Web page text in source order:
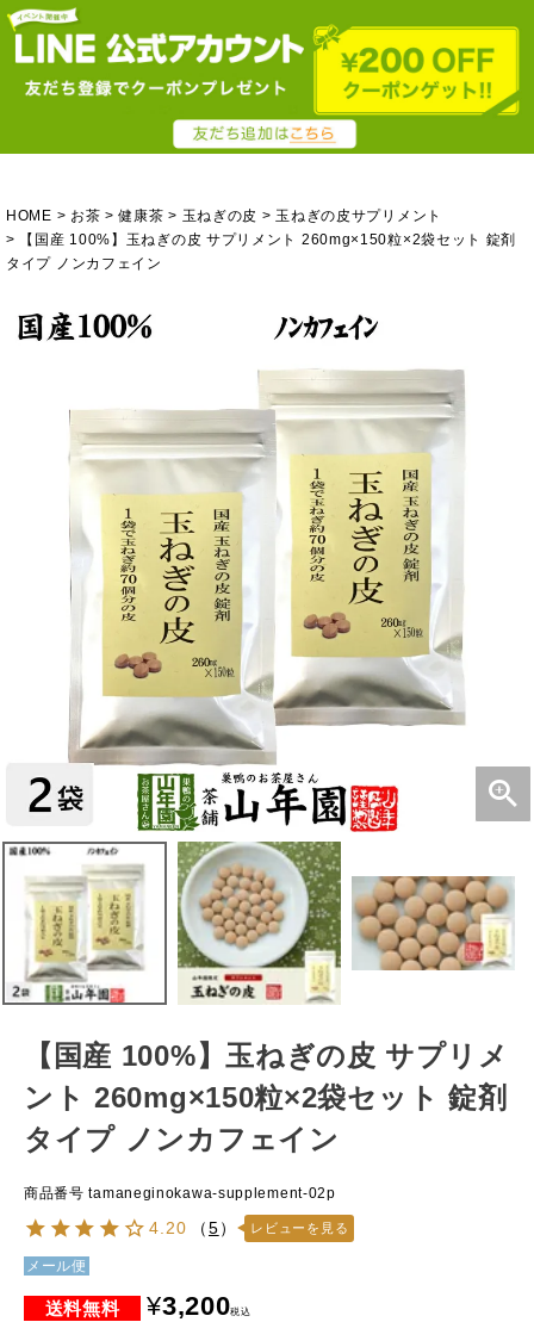
HOME お茶 健康茶 玉ねぎの皮
玉ねぎの皮サプリメント
【国産 100%】玉ねぎの皮 サプリメント 260mg×150粒×2袋セット 錠剤
タイプ ノンカフェイン
【国産 100%】玉ねぎの皮 サプリメ
ント 260mg×150粒×2袋セット 錠剤
タイプ ノンカフェイン
商品番号 tamaneginokawa-supplement-02p
4.20 （5） レビューを見る
メール便
¥3,200税込